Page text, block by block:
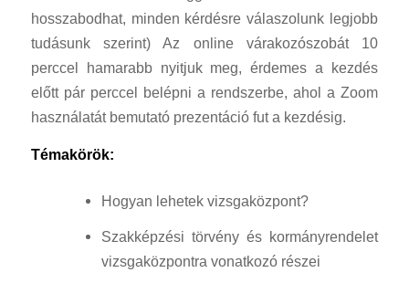
hosszabodhat, minden kérdésre válaszolunk legjobb
tudásunk szerint) Az online várakozószobát 10
perccel hamarabb nyitjuk meg, érdemes a kezdés
előtt pár perccel belépni a rendszerbe, ahol a Zoom
használatát bemutató prezentáció fut a kezdésig.
Témakörök:
Hogyan lehetek vizsgaközpont?
Szakképzési törvény és kormányrendelet
vizsgaközpontra vonatkozó részei